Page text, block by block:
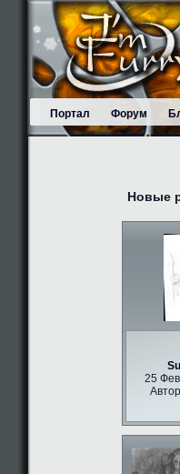
Портал Форум
Новые
25